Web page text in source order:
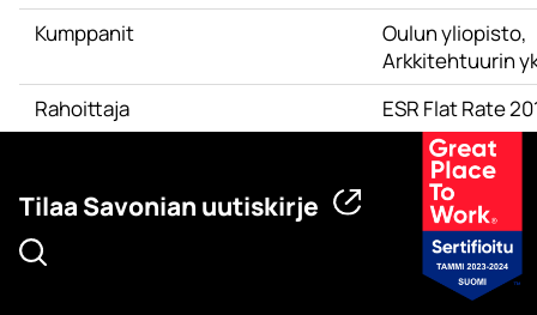
Kumppanit
Oulun yliopisto,
Arkkitehtuurin
Rahoittaja
ESR Flat Rate
Tilaa Savonian uutiskirje